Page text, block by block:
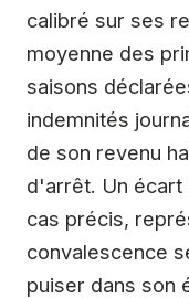
calibré sur ses
moyenne des
saisons
indemnités
de son revenu
d'arrêt. Un écart
cas précis,
convalescence
puiser dans son